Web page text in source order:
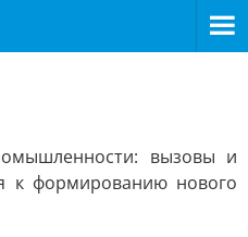
вызовы и
к формированию нового